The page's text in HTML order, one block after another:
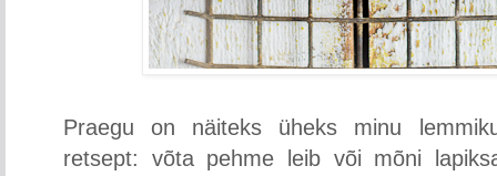
Praegu on näiteks üheks minu
retsept: võta pehme leib või mõni